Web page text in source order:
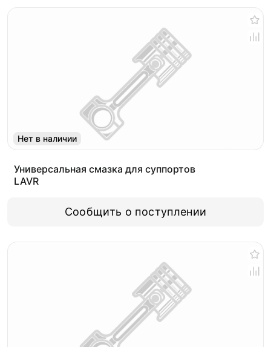
Нет в наличии
Универсальная смазка для суппортов
LAVR
Сообщить о поступлении